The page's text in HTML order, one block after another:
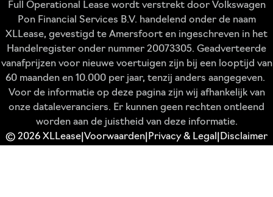
Full Operational Lease wordt verstrekt door Volkswagen
Pon Financial Services B.V. handelend onder de naam
XLLease, gevestigd te Amersfoort en ingeschreven in het
Handelregister onder nummer 20073305. Geadverteerde
vanafprijzen voor nieuwe voertuigen zijn bij een looptijd van
60 maanden en 10.000 per jaar, tenzij anders aangegeven.
Voor de informatie op deze pagina zijn wij afhankelijk van
onze dataleveranciers. Er kunnen geen rechten ontleend
worden aan de juistheid van deze informatie.
© 2026 XLLease Voorwaarden Privacy & Legal Disclaimer